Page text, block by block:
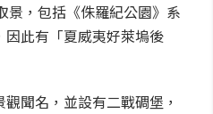
景，包括《侏羅紀公園》系
此有「夏威夷好萊塢後
聞名，並設有二戰碉堡，